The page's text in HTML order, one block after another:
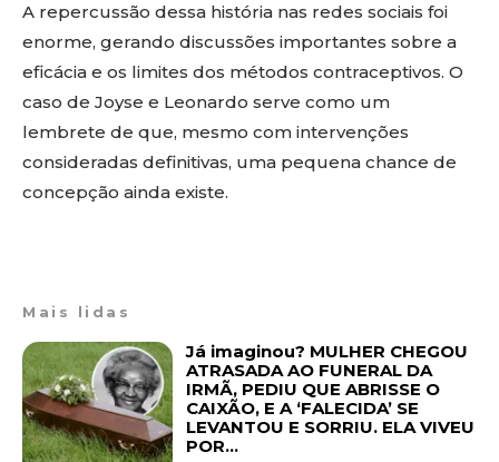
A repercussão dessa história nas redes sociais foi
enorme, gerando discussões importantes sobre a
eficácia e os limites dos métodos contraceptivos. O
caso de Joyse e Leonardo serve como um
lembrete de que, mesmo com intervenções
consideradas definitivas, uma pequena chance de
concepção ainda existe.
Mais lidas
Já imaginou? MULHER CHEGOU
ATRASADA AO FUNERAL DA
IRMÃ, PEDIU QUE ABRISSE O
CAIXÃO, E A ‘FALECIDA’ SE
LEVANTOU E SORRIU. ELA VIVEU
POR...